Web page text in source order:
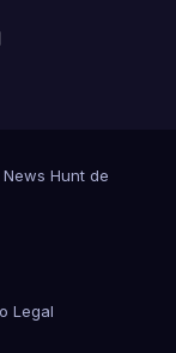
News Hunt de
Legal